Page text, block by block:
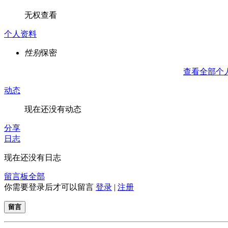
无权查看
个人资料
性别保密
查看全部个
动态
现在还没有动态
分享
日志
现在还没有日志
留言板全部
你需要登录后才可以留言 登录 | 注册
留言